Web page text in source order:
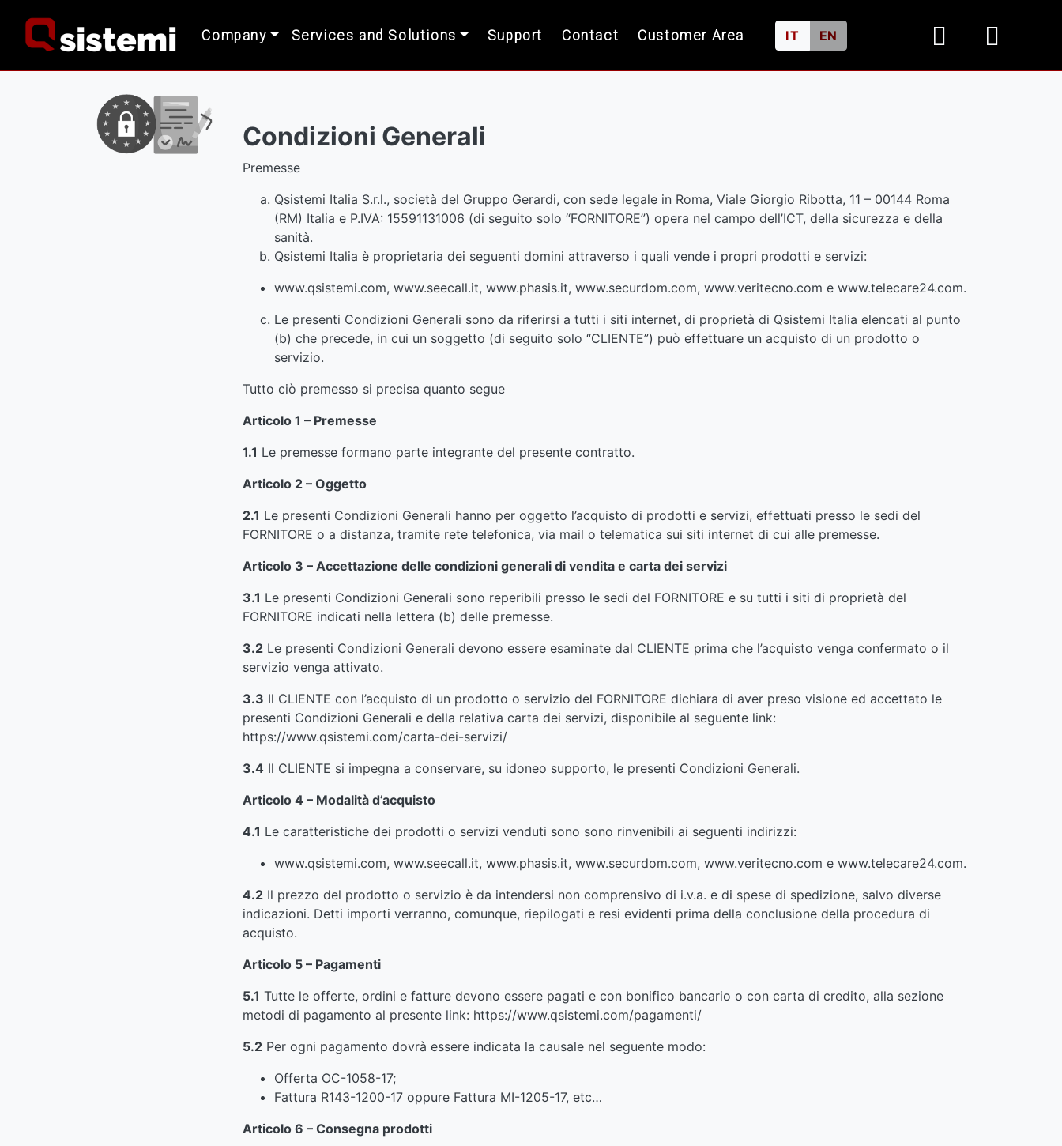
Company Services and Solutions Support Contact Customer Area IT EN
Condizioni Generali
Premesse
Qsistemi Italia S.r.l., società del Gruppo Gerardi, con sede legale in Roma, Viale Giorgio Ribotta, 11 – 00144 Roma
(RM) Italia e P.IVA: 15591131006 (di seguito solo “FORNITORE”) opera nel campo dell’ICT, della sicurezza e della
sanità.
Qsistemi Italia è proprietaria dei seguenti domini attraverso i quali vende i propri prodotti e servizi:
www.qsistemi.com, www.seecall.it, www.phasis.it, www.securdom.com, www.veritecno.com e www.telecare24.com.
Le presenti Condizioni Generali sono da riferirsi a tutti i siti internet, di proprietà di Qsistemi Italia elencati al punto
(b) che precede, in cui un soggetto (di seguito solo “CLIENTE”) può effettuare un acquisto di un prodotto o
servizio.
Tutto ciò premesso si precisa quanto segue
Articolo 1 – Premesse
1.1 Le premesse formano parte integrante del presente contratto.
Articolo 2 – Oggetto
2.1 Le presenti Condizioni Generali hanno per oggetto l’acquisto di prodotti e servizi, effettuati presso le sedi del
FORNITORE o a distanza, tramite rete telefonica, via mail o telematica sui siti internet di cui alle premesse.
Articolo 3 – Accettazione delle condizioni generali di vendita e carta dei servizi
3.1 Le presenti Condizioni Generali sono reperibili presso le sedi del FORNITORE e su tutti i siti di proprietà del
FORNITORE indicati nella lettera (b) delle premesse.
3.2 Le presenti Condizioni Generali devono essere esaminate dal CLIENTE prima che l’acquisto venga confermato o il
servizio venga attivato.
3.3 Il CLIENTE con l’acquisto di un prodotto o servizio del FORNITORE dichiara di aver preso visione ed accettato le
presenti Condizioni Generali e della relativa carta dei servizi, disponibile al seguente link:
https://www.qsistemi.com/carta-dei-servizi/
3.4 Il CLIENTE si impegna a conservare, su idoneo supporto, le presenti Condizioni Generali.
Articolo 4 – Modalità d’acquisto
4.1 Le caratteristiche dei prodotti o servizi venduti sono sono rinvenibili ai seguenti indirizzi:
www.qsistemi.com, www.seecall.it, www.phasis.it, www.securdom.com, www.veritecno.com e www.telecare24.com.
4.2 Il prezzo del prodotto o servizio è da intendersi non comprensivo di i.v.a. e di spese di spedizione, salvo diverse
indicazioni. Detti importi verranno, comunque, riepilogati e resi evidenti prima della conclusione della procedura di
acquisto.
Articolo 5 – Pagamenti
5.1 Tutte le offerte, ordini e fatture devono essere pagati e con bonifico bancario o con carta di credito, alla sezione
metodi di pagamento al presente link: https://www.qsistemi.com/pagamenti/
5.2 Per ogni pagamento dovrà essere indicata la causale nel seguente modo:
Offerta OC-1058-17;
Fattura R143-1200-17 oppure Fattura MI-1205-17, etc…
Articolo 6 – Consegna prodotti